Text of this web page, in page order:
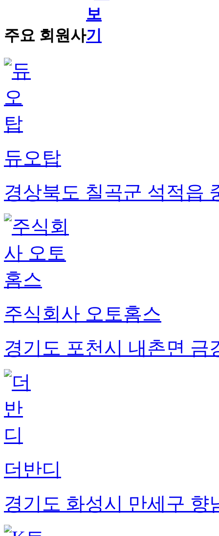
주요 회원사
듀오탑
경상북도 칠곡군 석적읍
주식회사 오토홈스
경기도 포천시 내촌면 금
더반디
경기도 화성시 만세구 향